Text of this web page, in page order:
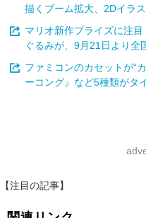
描くブーム拡大、2Dイラ
マリオ新作プライズに注
ぐるみが、9月21日より全
ファミコンのカセットが“
ーコング』など5種類がタ
【注目の記事】